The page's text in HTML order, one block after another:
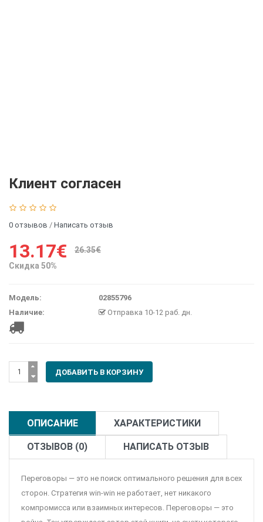
Клиент согласен
0 отзывов / Написать отзыв
13.17€
26.35€
Скидка 50%
Модель:
02855796
Наличие:
Отправка 10-12 раб. дн.
ОПИСАНИЕ ХАРАКТЕРИСТИКИ
ОТЗЫВОВ (0) НАПИСАТЬ ОТЗЫВ
Переговоры — это не поиск оптимального решения для всех
сторон. Стратегия win-win не работает, нет никакого
компромисса или взаимных интересов. Переговоры — это